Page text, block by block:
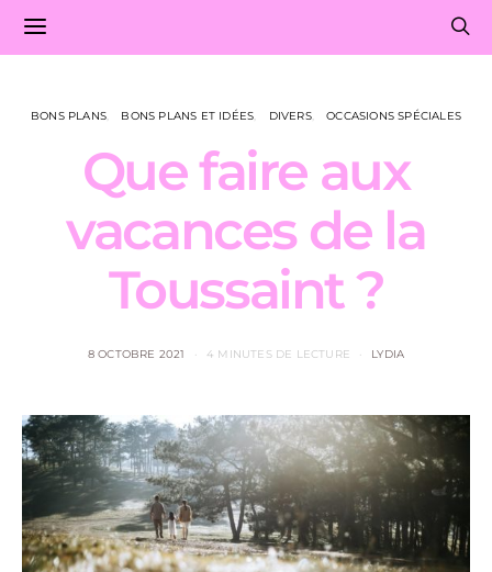
BONS PLANS BONS PLANS ET IDÉES DIVERS OCCASIONS SPÉCIALES
Que faire aux
vacances de la
Toussaint ?
8 OCTOBRE 2021 4 MINUTES DE LECTURE LYDIA